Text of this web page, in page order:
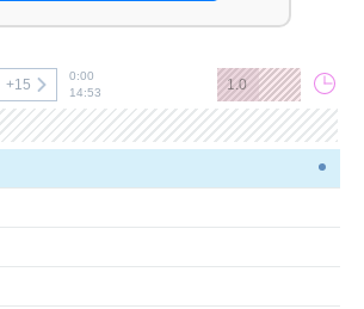
+15
0:00
14:53
1.0